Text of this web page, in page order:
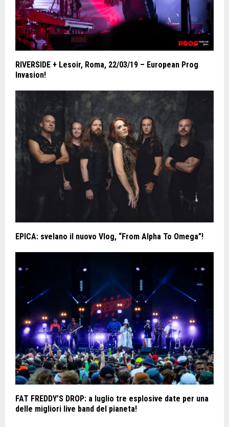
RIVERSIDE + Lesoir, Roma, 22/03/19 – European Prog
Invasion!
EPICA: svelano il nuovo Vlog, “From Alpha To Omega”!
FAT FREDDY’S DROP: a luglio tre esplosive date per una
delle migliori live band del pianeta!